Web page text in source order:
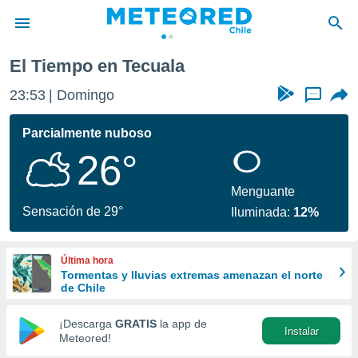
de
por
se
calidad.
a este
las
y
forma
digital
basada
El Tiempo en Tecuala
23:53 Domingo ...
Parcialmente nuboso
26°
Sensación de 29°
Menguante
Iluminada: 12%
Última hora
Tormentas y lluvias extremas amenazan el norte
de Chile
¡Descarga GRATIS la app de
Meteored!
Instalar